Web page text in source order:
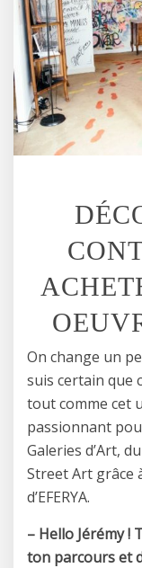
On change un
suis certain que
tout comme cet
passionnant
Galeries d’Art,
Street Art grâce
d’EFERYA.
– Hello Jérémy !
ton parcours et